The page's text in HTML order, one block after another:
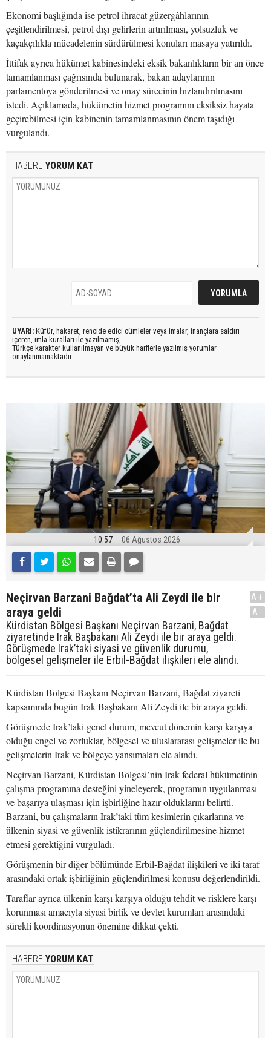
Ekonomi başlığında ise petrol ihracat güzergâhlarının
çeşitlendirilmesi, petrol dışı gelirlerin artırılması, yolsuzluk ve
kaçakçılıkla mücadelenin sürdürülmesi konuları masaya yatırıldı.
İttifak ayrıca hükümet kabinesindeki eksik bakanlıkların bir an önce
tamamlanması çağrısında bulunarak, bakan adaylarının
parlamentoya gönderilmesi ve onay sürecinin hızlandırılmasını
istedi. Açıklamada, hükümetin hizmet programını eksiksiz hayata
geçirebilmesi için kabinenin tamamlanmasının önem taşıdığı
vurgulandı.
HABERE YORUM KAT
UYARI: Küfür, hakaret, rencide edici cümleler veya imalar, inançlara saldırı
içeren, imla kuralları ile yazılmamış,
Türkçe karakter kullanılmayan ve büyük harflerle yazılmış yorumlar
onaylanmamaktadır.
10:57 06 Ağustos 2026
Neçirvan Barzani Bağdat’ta Ali Zeydi ile bir
araya geldi
Kürdistan Bölgesi Başkanı Neçirvan Barzani, Bağdat
ziyaretinde Irak Başbakanı Ali Zeydi ile bir araya geldi.
Görüşmede Irak’taki siyasi ve güvenlik durumu,
bölgesel gelişmeler ile Erbil-Bağdat ilişkileri ele alındı.
A+
A-
Kürdistan Bölgesi Başkanı Neçirvan Barzani, Bağdat ziyareti
kapsamında bugün Irak Başbakanı Ali Zeydi ile bir araya geldi.
Görüşmede Irak’taki genel durum, mevcut dönemin karşı karşıya
olduğu engel ve zorluklar, bölgesel ve uluslararası gelişmeler ile bu
gelişmelerin Irak ve bölgeye yansımaları ele alındı.
Neçirvan Barzani, Kürdistan Bölgesi’nin Irak federal hükümetinin
çalışma programına desteğini yineleyerek, programın uygulanması
ve başarıya ulaşması için işbirliğine hazır olduklarını belirtti.
Barzani, bu çalışmaların Irak’taki tüm kesimlerin çıkarlarına ve
ülkenin siyasi ve güvenlik istikrarının güçlendirilmesine hizmet
etmesi gerektiğini vurguladı.
Görüşmenin bir diğer bölümünde Erbil-Bağdat ilişkileri ve iki taraf
arasındaki ortak işbirliğinin güçlendirilmesi konusu değerlendirildi.
Taraflar ayrıca ülkenin karşı karşıya olduğu tehdit ve risklere karşı
korunması amacıyla siyasi birlik ve devlet kurumları arasındaki
sürekli koordinasyonun önemine dikkat çekti.
HABERE YORUM KAT